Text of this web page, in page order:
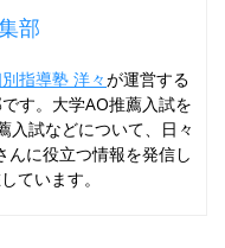
部
指導塾 洋々が運営する
す。大学AO推薦入試を
入試などについて、日々
んに役立つ情報を発信し
ています。